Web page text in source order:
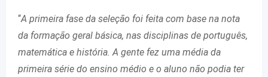
“A primeira fase da seleção foi feita com base na nota
da formação geral básica, nas disciplinas de português,
matemática e história. A gente fez uma média da
primeira série do ensino médio e o aluno não podia ter